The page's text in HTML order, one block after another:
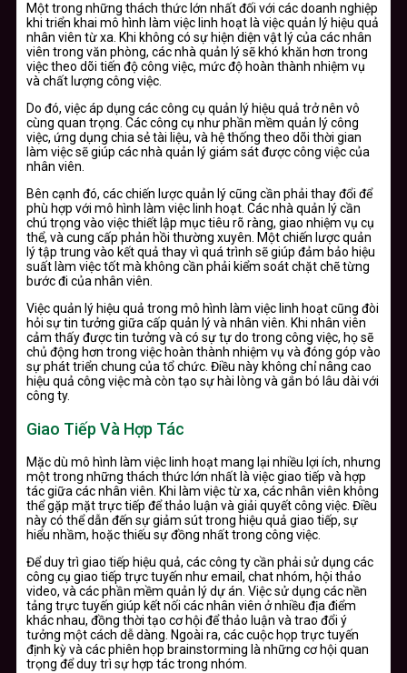
Một trong những thách thức lớn nhất đối với các doanh nghiệp
khi triển khai mô hình làm việc linh hoạt là việc quản lý hiệu quả
nhân viên từ xa. Khi không có sự hiện diện vật lý của các nhân
viên trong văn phòng, các nhà quản lý sẽ khó khăn hơn trong
việc theo dõi tiến độ công việc, mức độ hoàn thành nhiệm vụ
và chất lượng công việc.
Do đó, việc áp dụng các công cụ quản lý hiệu quả trở nên vô
cùng quan trọng. Các công cụ như phần mềm quản lý công
việc, ứng dụng chia sẻ tài liệu, và hệ thống theo dõi thời gian
làm việc sẽ giúp các nhà quản lý giám sát được công việc của
nhân viên.
Bên cạnh đó, các chiến lược quản lý cũng cần phải thay đổi để
phù hợp với mô hình làm việc linh hoạt. Các nhà quản lý cần
chú trọng vào việc thiết lập mục tiêu rõ ràng, giao nhiệm vụ cụ
thể, và cung cấp phản hồi thường xuyên. Một chiến lược quản
lý tập trung vào kết quả thay vì quá trình sẽ giúp đảm bảo hiệu
suất làm việc tốt mà không cần phải kiểm soát chặt chẽ từng
bước đi của nhân viên.
Việc quản lý hiệu quả trong mô hình làm việc linh hoạt cũng đòi
hỏi sự tin tưởng giữa cấp quản lý và nhân viên. Khi nhân viên
cảm thấy được tin tưởng và có sự tự do trong công việc, họ sẽ
chủ động hơn trong việc hoàn thành nhiệm vụ và đóng góp vào
sự phát triển chung của tổ chức. Điều này không chỉ nâng cao
hiệu quả công việc mà còn tạo sự hài lòng và gắn bó lâu dài với
công ty.
Giao Tiếp Và Hợp Tác
Mặc dù mô hình làm việc linh hoạt mang lại nhiều lợi ích, nhưng
một trong những thách thức lớn nhất là việc giao tiếp và hợp
tác giữa các nhân viên. Khi làm việc từ xa, các nhân viên không
thể gặp mặt trực tiếp để thảo luận và giải quyết công việc. Điều
này có thể dẫn đến sự giảm sút trong hiệu quả giao tiếp, sự
hiểu nhầm, hoặc thiếu sự đồng nhất trong công việc.
Để duy trì giao tiếp hiệu quả, các công ty cần phải sử dụng các
công cụ giao tiếp trực tuyến như email, chat nhóm, hội thảo
video, và các phần mềm quản lý dự án. Việc sử dụng các nền
tảng trực tuyến giúp kết nối các nhân viên ở nhiều địa điểm
khác nhau, đồng thời tạo cơ hội để thảo luận và trao đổi ý
tưởng một cách dễ dàng. Ngoài ra, các cuộc họp trực tuyến
định kỳ và các phiên họp brainstorming là những cơ hội quan
trọng để duy trì sự hợp tác trong nhóm.